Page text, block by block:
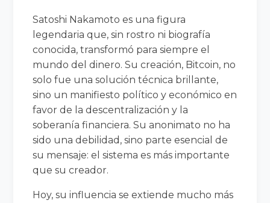
Satoshi Nakamoto es una figura
legendaria que, sin rostro ni biografía
conocida, transformó para siempre el
mundo del dinero. Su creación, Bitcoin, no
solo fue una solución técnica brillante,
sino un manifiesto político y económico en
favor de la descentralización y la
soberanía financiera. Su anonimato no ha
sido una debilidad, sino parte esencial de
su mensaje: el sistema es más importante
que su creador.
Hoy, su influencia se extiende mucho más